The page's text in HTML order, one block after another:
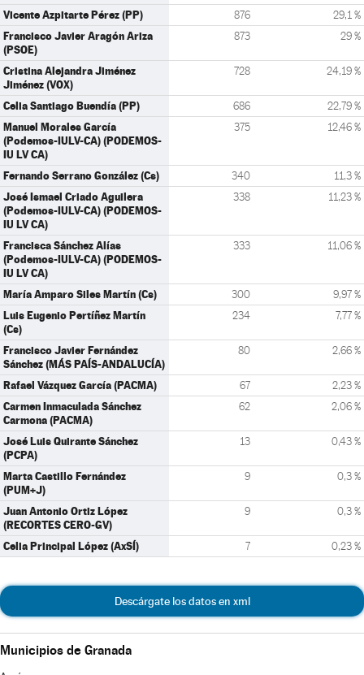
Vicente Azpitarte Pérez (PP) 876 29,1 %
Francisco Javier Aragón Ariza
(PSOE)
873 29 %
Cristina Alejandra Jiménez
Jiménez (VOX)
728 24,19 %
Celia Santiago Buendía (PP) 686 22,79 %
Manuel Morales García
(Podemos-IULV-CA) (PODEMOS-
IU LV CA)
375 12,46 %
Fernando Serrano González (Cs) 340 11,3 %
José Ismael Criado Aguilera
(Podemos-IULV-CA) (PODEMOS-
IU LV CA)
338 11,23 %
Francisca Sánchez Alías
(Podemos-IULV-CA) (PODEMOS-
IU LV CA)
333 11,06 %
María Amparo Siles Martín (Cs) 300 9,97 %
Luis Eugenio Pertíñez Martín
(Cs)
234 7,77 %
Francisco Javier Fernández
Sánchez (MÁS PAÍS-ANDALUCÍA)
80 2,66 %
Rafael Vázquez García (PACMA) 67 2,23 %
Carmen Inmaculada Sánchez
Carmona (PACMA)
62 2,06 %
José Luis Quirante Sánchez
(PCPA)
13 0,43 %
Marta Castillo Fernández
(PUM+J)
9 0,3 %
Juan Antonio Ortiz López
(RECORTES CERO-GV)
9 0,3 %
Celia Principal López (AxSÍ) 7 0,23 %
Descárgate los datos en xml
Municipios de Granada